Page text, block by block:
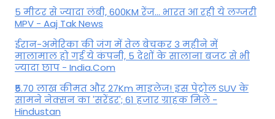
5 मीटर से ज्यादा लंबी, 600KM रेंज... भारत आ रही ये लग्जरी
MPV - Aaj Tak News
ईरान-अमेरिका की जंग में तेल बेचकर 3 महीने में
मालामाल हो गई ये कंपनी, 5 देशों के सालाना बजट से भी
ज्यादा छाप - India.Com
₹5.70 लाख कीमत और 27Km माइलेज! इस पेट्रोल SUV के
सामने नेक्सन का 'सरेंडर'; 61 हजार ग्राहक मिले -
Hindustan